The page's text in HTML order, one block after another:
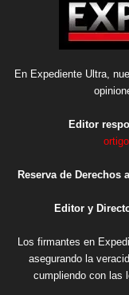
En Expediente Ultra,
Editor
Reserva de Derechos
Editor y
Los firmantes en
asegurando la
cumpliendo con las